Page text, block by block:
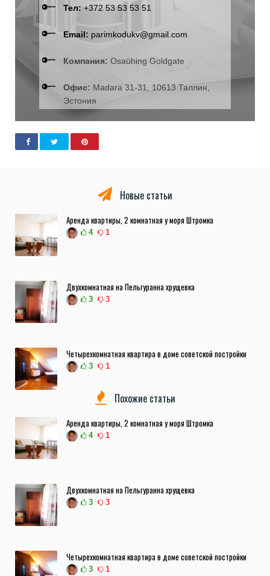
Тел: +372 53 53 53 51
Email: parimkodukv@gmail.com
Компания: Osaühing Goldgate
Офис: Madara 31-31, 10613 Таллин,
Эстония
Новые статьи
Аренда квартиры, 2 комнатная у моря Штромка
4 1
Двухкомнатная на Пельгуранна хрущевка
3 3
Четырехкомнатная квартира в доме советской постройки
3 1
Похожие статьи
Аренда квартиры, 2 комнатная у моря Штромка
4 1
Двухкомнатная на Пельгуранна хрущевка
3 3
Четырехкомнатная квартира в доме советской постройки
3 1